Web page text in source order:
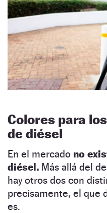
Colores para
de diésel
En el mercado no
diésel. Más allá del
hay otros dos con
precisamente, el que
es.